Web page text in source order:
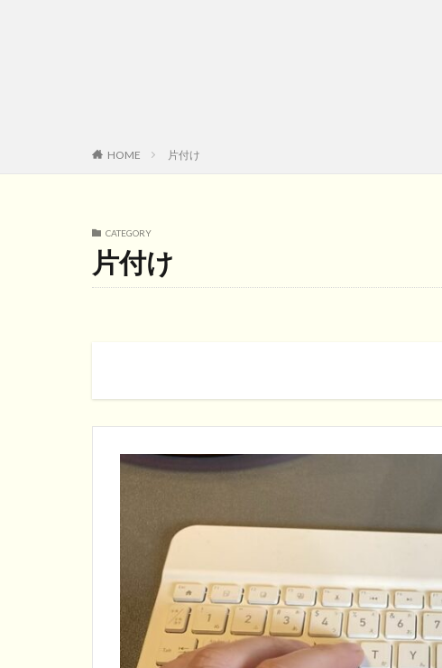
HOME 片付け
CATEGORY
片付け